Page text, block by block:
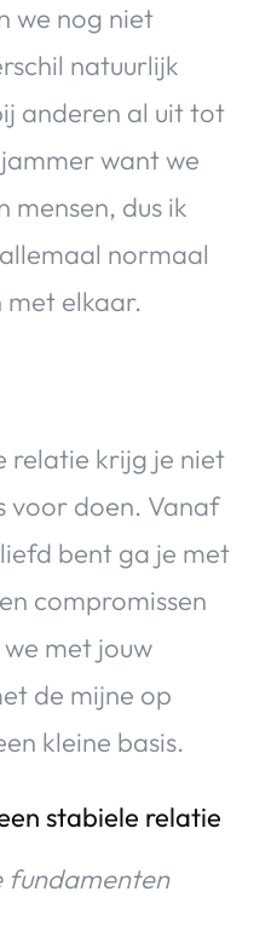
we nog niet
natuurlijk
anderen al uit tot
want we
mensen, dus ik
normaal
met elkaar.
relatie krijg je niet
voor doen. Vanaf
bent ga je met
compromissen
met jouw
de mijne op
kleine basis.
stabiele relatie
fundamenten